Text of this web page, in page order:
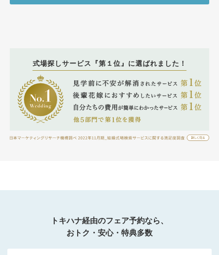
式場探しサービス『第１位』に選ばれました！
トキハナ経由のフェア予約なら、
おトク・安心・特典多数